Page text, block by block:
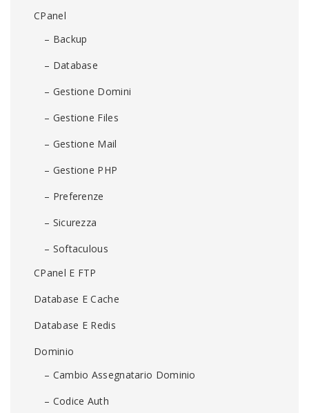
CPanel
– Backup
– Database
– Gestione Domini
– Gestione Files
– Gestione Mail
– Gestione PHP
– Preferenze
– Sicurezza
– Softaculous
CPanel E FTP
Database E Cache
Database E Redis
Dominio
– Cambio Assegnatario Dominio
– Codice Auth